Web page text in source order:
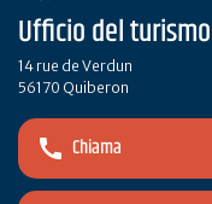
Ufficio del
14 rue de Verdun
56170 Quiberon
Chiama